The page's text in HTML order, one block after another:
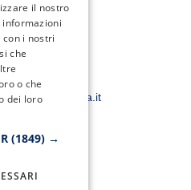
il nostro
i nostri
che
o che
dei loro
(1849) →